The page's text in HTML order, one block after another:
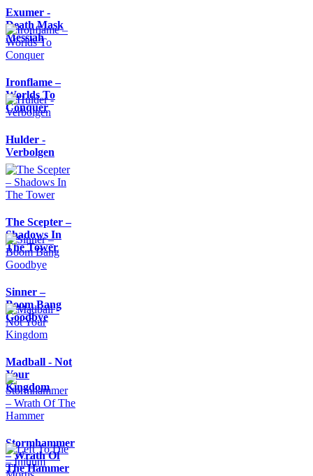
Exumer -
Death Mask
Messiah
Ironflame –
Worlds To
Conquer
Hulder -
Verbolgen
The Scepter –
Shadows In
The Tower
Sinner –
Boom Bang
Goodbye
Madball - Not
Your
Kingdom
Stormhammer
– Wrath Of
The Hammer